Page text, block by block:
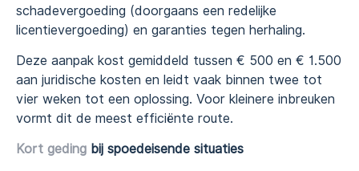
schadevergoeding (doorgaans een redelijke
licentievergoeding) en garanties tegen herhaling.
Deze aanpak kost gemiddeld tussen € 500 en € 1.500
aan juridische kosten en leidt vaak binnen twee tot
vier weken tot een oplossing. Voor kleinere inbreuken
vormt dit de meest efficiënte route.
Kort geding bij spoedeisende situaties